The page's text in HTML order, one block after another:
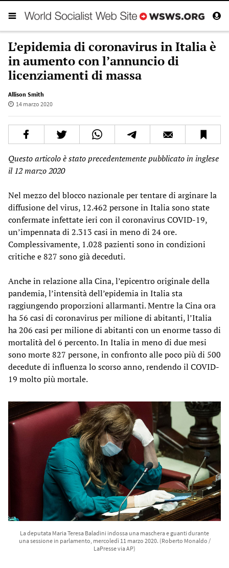
L’epidemia di coronavirus in Italia è
in aumento con l’annuncio di
licenziamenti di massa
Allison Smith
14 marzo 2020
Questo articolo è stato precedentemente pubblicato in inglese
il 12 marzo 2020
Nel mezzo del blocco nazionale per tentare di arginare la
diffusione del virus, 12.462 persone in Italia sono state
confermate infettate ieri con il coronavirus COVID-19,
un’impennata di 2.313 casi in meno di 24 ore.
Complessivamente, 1.028 pazienti sono in condizioni
critiche e 827 sono già deceduti.
Anche in relazione alla Cina, l’epicentro originale della
pandemia, l’intensità dell’epidemia in Italia sta
raggiungendo proporzioni allarmanti. Mentre la Cina ora
ha 56 casi di coronavirus per milione di abitanti, l’Italia
ha 206 casi per milione di abitanti con un enorme tasso di
mortalità del 6 percento. In Italia in meno di due mesi
sono morte 827 persone, in confronto alle poco più di 500
decedute di influenza lo scorso anno, rendendo il COVID-
19 molto più mortale.
La deputata Maria Teresa Baladini indossa una maschera e guanti durante
una sessione in parlamento, mercoledì 11 marzo 2020. (Roberto Monaldo /
LaPresse via AP)